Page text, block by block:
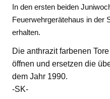
In den ersten beiden
Feuerwehrgerätehaus in der
erhalten.
Die anthrazit farbenen
öffnen und ersetzen die
dem Jahr 1990.
-SK-